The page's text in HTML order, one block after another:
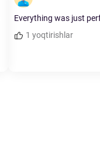
Everything was just
1 yoqtirishlar